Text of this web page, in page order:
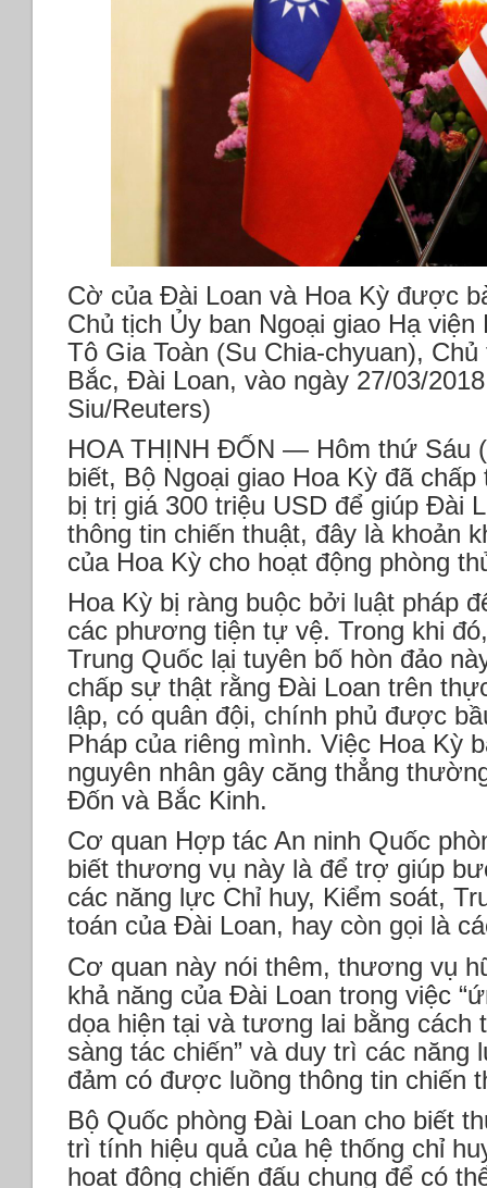
Cờ của Đài Loan và Hoa Kỳ được
Chủ tịch Ủy ban Ngoại giao Hạ
Tô Gia Toàn (Su Chia-chyuan),
Bắc, Đài Loan, vào ngày 27/03/
Siu/Reuters)
HOA THỊNH ĐỐN — Hôm thứ Sáu
biết, Bộ Ngoại giao Hoa Kỳ đã
bị trị giá 300 triệu USD để giúp Đài
thông tin chiến thuật, đây là khoản
của Hoa Kỳ cho hoạt động phòng
Hoa Kỳ bị ràng buộc bởi luật pháp
các phương tiện tự vệ. Trong khi
Trung Quốc lại tuyên bố hòn đảo
chấp sự thật rằng Đài Loan trên
lập, có quân đội, chính phủ được
Pháp của riêng mình. Việc Hoa Kỳ
nguyên nhân gây căng thẳng
Đốn và Bắc Kinh.
Cơ quan Hợp tác An ninh Quốc
biết thương vụ này là để trợ giúp
các năng lực Chỉ huy, Kiểm soát,
toán của Đài Loan, hay còn gọi là
Cơ quan này nói thêm, thương vụ
khả năng của Đài Loan trong việc
dọa hiện tại và tương lai bằng cách
sàng tác chiến” và duy trì các năng
đảm có được luồng thông tin chiến
Bộ Quốc phòng Đài Loan cho biết
trì tính hiệu quả của hệ thống chỉ
hoạt động chiến đấu chung để có